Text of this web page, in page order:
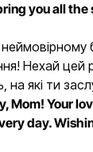
you all the
Нехай цей
на які ти
Mom! Your
day.